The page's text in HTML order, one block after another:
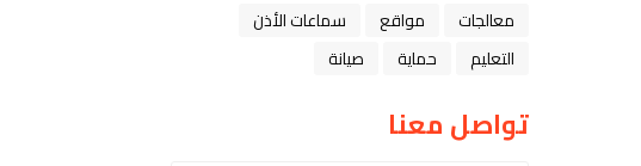
معالجات
مواقع
سماعات الأذن
التعليم
حماية صيانة
تواصل معنا